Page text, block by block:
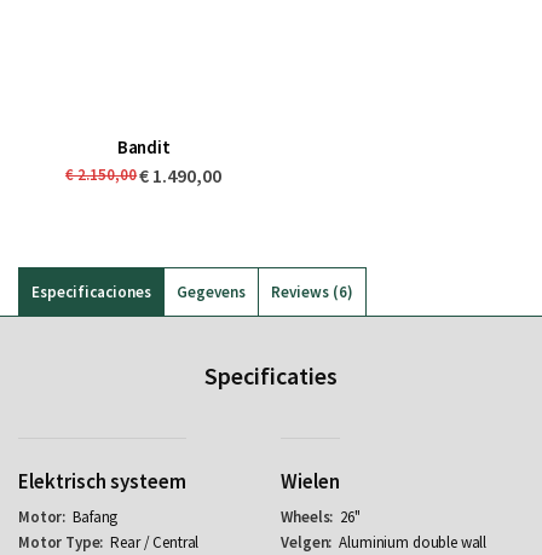
Bandit
€ 2.150,00€ 1.490,00
Especificaciones
Specificaties
Elektrisch systeem
Bafang
Rear / Central
Wielen
26"
Aluminium double wall
Gegevens Reviews 6